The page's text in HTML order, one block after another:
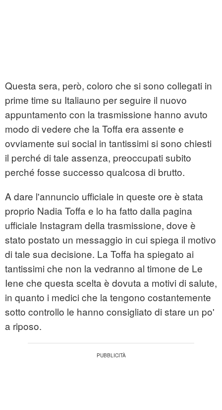
Questa sera, però, coloro che si sono collegati in
prime time su Italiauno per seguire il nuovo
appuntamento con la trasmissione hanno avuto
modo di vedere che la Toffa era assente e
ovviamente sui social in tantissimi si sono chiesti
il perché di tale assenza, preoccupati subito
perché fosse successo qualcosa di brutto.
A dare l'annuncio ufficiale in queste ore è stata
proprio Nadia Toffa e lo ha fatto dalla pagina
ufficiale Instagram della trasmissione, dove è
stato postato un messaggio in cui spiega il motivo
di tale sua decisione. La Toffa ha spiegato ai
tantissimi che non la vedranno al timone de Le
Iene che questa scelta è dovuta a motivi di salute,
in quanto i medici che la tengono costantemente
sotto controllo le hanno consigliato di stare un po'
a riposo.